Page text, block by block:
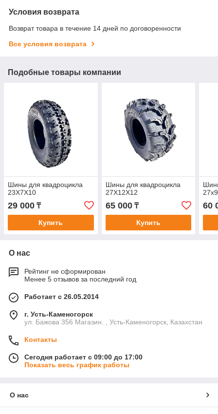
Условия возврата
Возврат товара в течение 14 дней по договоренности
Все условия возврата
Подобные товары компании
Шины для квадроцикла
23X7X10
29 000 ₸
Купить
Шины для квадроцикла
27X12X12
65 000₸
Купить
60
О нас
Рейтинг не сформирован
Менее 5 отзывов за последний год
Работает с 26.05.2014
г. Усть-Каменогорск
ул. Бажова 356 Магазин. , Усть-Каменогорск, Казахстан
Контакты
Сегодня работает с 09:00 до 17:00
Показать весь график работы
О нас